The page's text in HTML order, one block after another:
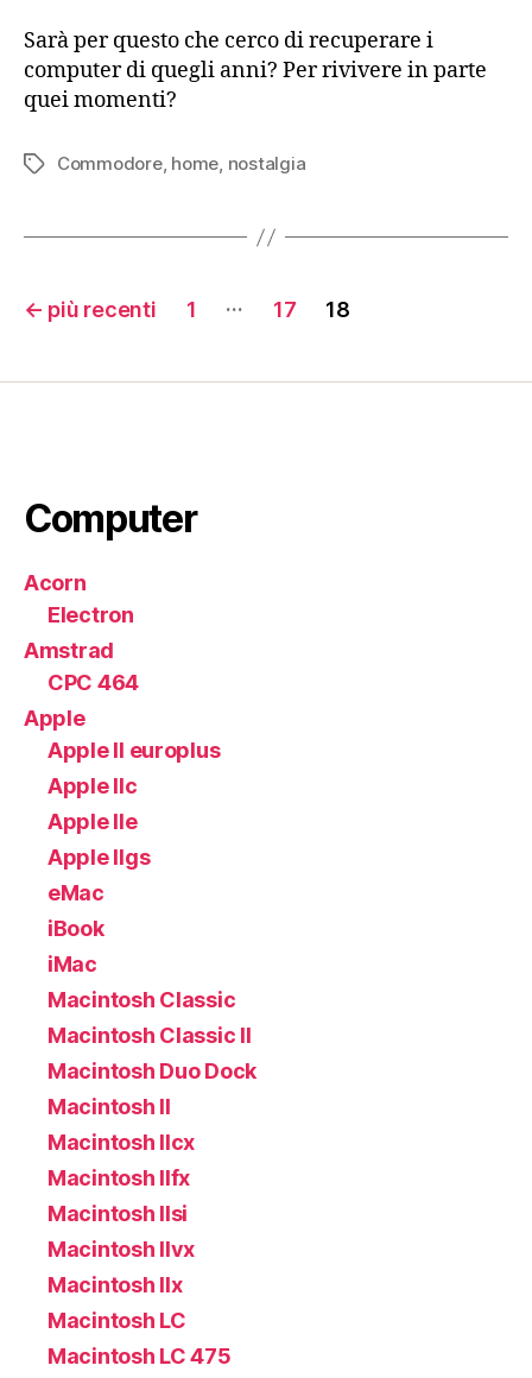
Sarà per questo che cerco di recuperare i
computer di quegli anni? Per rivivere in parte
quei momenti?
Tag Commodore, home, nostalgia
Paginazione
articoli
← più recenti 1 … 17 18
Computer
Acorn
Electron
Amstrad
CPC 464
Apple
Apple II europlus
Apple IIc
Apple IIe
Apple IIgs
eMac
iBook
iMac
Macintosh Classic
Macintosh Classic II
Macintosh Duo Dock
Macintosh II
Macintosh IIcx
Macintosh IIfx
Macintosh IIsi
Macintosh IIvx
Macintosh IIx
Macintosh LC
Macintosh LC 475